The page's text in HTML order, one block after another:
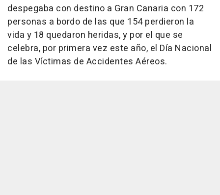
despegaba con destino a Gran Canaria con 172
personas a bordo de las que 154 perdieron la
vida y 18 quedaron heridas, y por el que se
celebra, por primera vez este año, el Día Nacional
de las Víctimas de Accidentes Aéreos.